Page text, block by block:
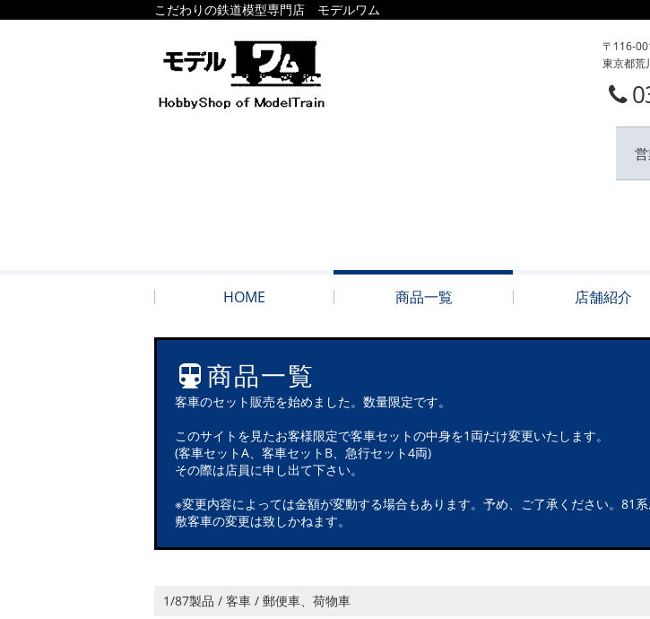
こだわりの鉄道模型専門店 モデルワム
〒116-
東京都荒
HOME 商品一覧 店舗紹介
商品一覧
客車のセット販売を始めました。数量限定です。
このサイトを見たお客様限定で客車セットの中身を1両だけ変更いたします。
(客車セットA、客車セットB、急行セット4両)
その際は店員に申し出て下さい。
※変更内容によっては金額が変動する場合もあります。予め、ご了承ください。81
敷客車の変更は致しかねます。
1/87製品 / 客車 / 郵便車、荷物車